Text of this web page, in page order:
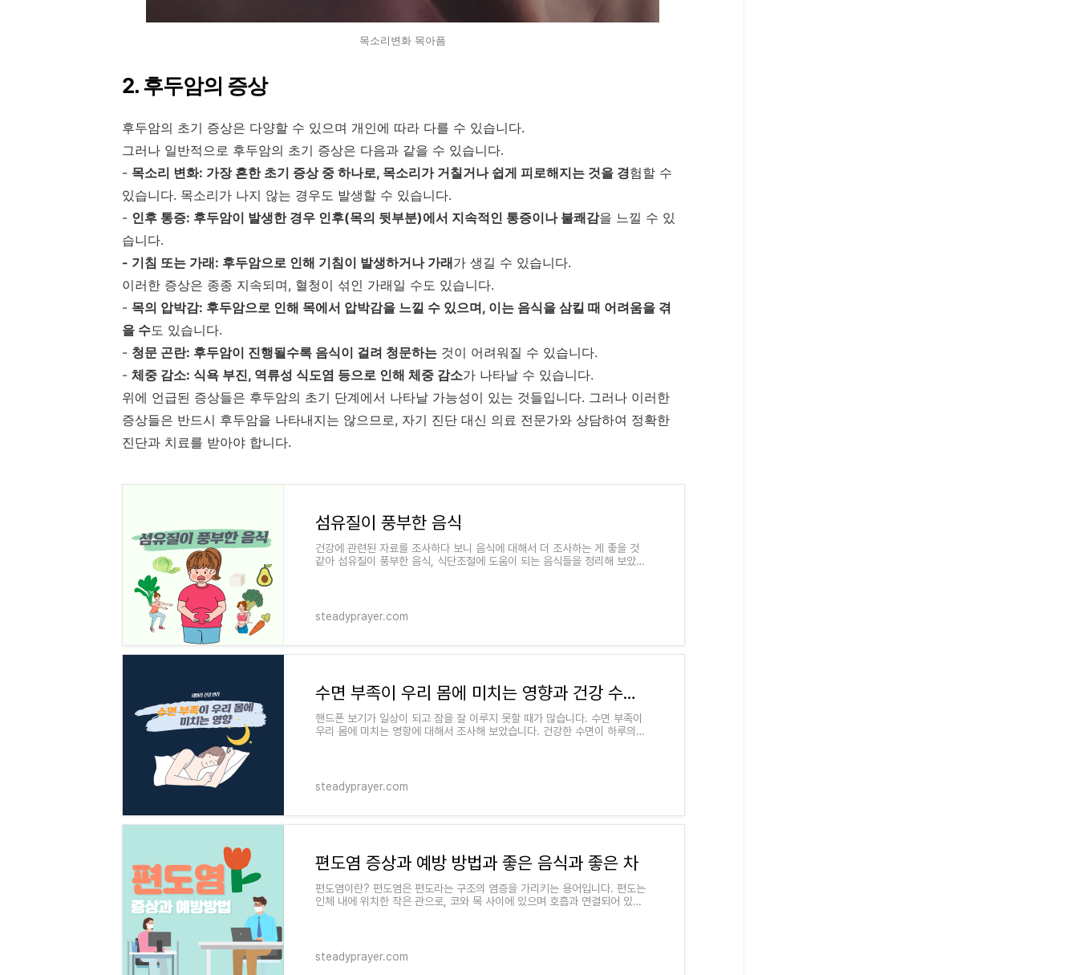
목소리변화 목아픔
2. 후두암의 증상
후두암의 초기 증상은 다양할 수 있으며 개인에 따라 다를 수 있습니다.
그러나 일반적으로 후두암의 초기 증상은 다음과 같을 수 있습니다.
- 목소리 변화: 가장 흔한 초기 증상 중 하나로, 목소리가 거칠거나 쉽게 피로해지는 것을 경험할 수
있습니다. 목소리가 나지 않는 경우도 발생할 수 있습니다.
- 인후 통증: 후두암이 발생한 경우 인후(목의 뒷부분)에서 지속적인 통증이나 불쾌감을 느낄 수 있
습니다.
- 기침 또는 가래: 후두암으로 인해 기침이 발생하거나 가래가 생길 수 있습니다.
이러한 증상은 종종 지속되며, 혈청이 섞인 가래일 수도 있습니다.
- 목의 압박감: 후두암으로 인해 목에서 압박감을 느낄 수 있으며, 이는 음식을 삼킬 때 어려움을 겪
을 수도 있습니다.
- 청문 곤란: 후두암이 진행될수록 음식이 걸려 청문하는 것이 어려워질 수 있습니다.
- 체중 감소: 식욕 부진, 역류성 식도염 등으로 인해 체중 감소가 나타날 수 있습니다.
위에 언급된 증상들은 후두암의 초기 단계에서 나타날 가능성이 있는 것들입니다. 그러나 이러한
증상들은 반드시 후두암을 나타내지는 않으므로, 자기 진단 대신 의료 전문가와 상담하여 정확한
진단과 치료를 받아야 합니다.
섬유질이 풍부한 음식
건강에 관련된 자료를 조사하다 보니 음식에 대해서 더 조사하는 게 좋을 것
같아 섬유질이 풍부한 음식, 식단조절에 도움이 되는 음식들을 정리해 보았습
steadyprayer.com
수면 부족이 우리 몸에 미치는 영향과 건강 수면을 위한 십계명
핸드폰 보기가 일상이 되고 잠을 잘 이루지 못할 때가 많습니다. 수면 부족이
우리 몸에 미치는 영항에 대해서 조사해 보았습니다. 건강한 수면이 하루의
steadyprayer.com
편도염 증상과 예방 방법과 좋은 음식과 좋은 차
편도염이란? 편도염은 편도라는 구조의 염증을 가리키는 용어입니다. 편도는
인체 내에 위치한 작은 관으로, 코와 목 사이에 있으며 호흡과 연결되어 있습
steadyprayer.com